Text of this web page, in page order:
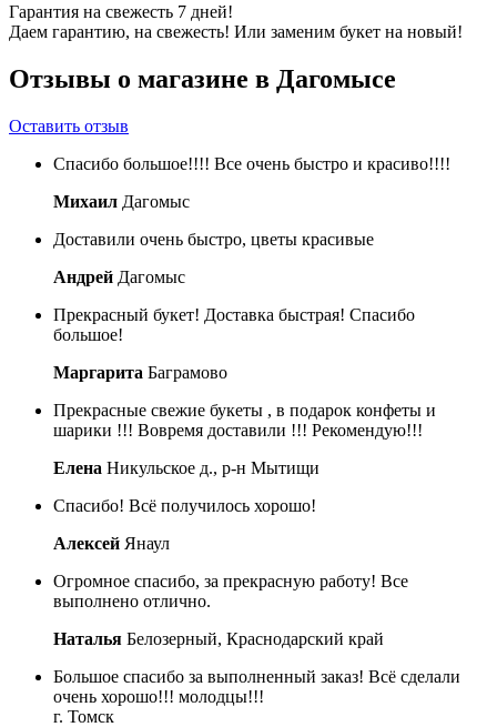
Гарантия на свежесть 7 дней!
Даем гарантию, на свежесть! Или заменим букет на новый!
Отзывы о магазине в Дагомысе
Оставить отзыв
Спасибо большое!!!! Все очень быстро и красиво!!!!
Михаил Дагомыс
Доставили очень быстро, цветы красивые
Андрей Дагомыс
Прекрасный букет! Доставка быстрая! Спасибо
большое!
Маргарита Баграмово
Прекрасные свежие букеты , в подарок конфеты и
шарики !!! Вовремя доставили !!! Рекомендую!!!
Елена Никульское д., р-н Мытищи
Спасибо! Всё получилось хорошо!
Алексей Янаул
Огромное спасибо, за прекрасную работу! Все
выполнено отлично.
Наталья Белозерный, Краснодарский край
Большое спасибо за выполненный заказ! Всё сделали
очень хорошо!!! молодцы!!!
г. Томск